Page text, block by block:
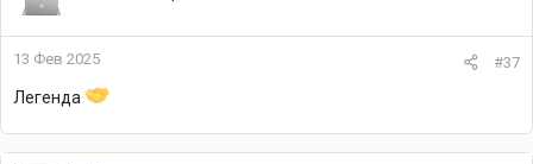
13 Фев 2025 #37
Легенда